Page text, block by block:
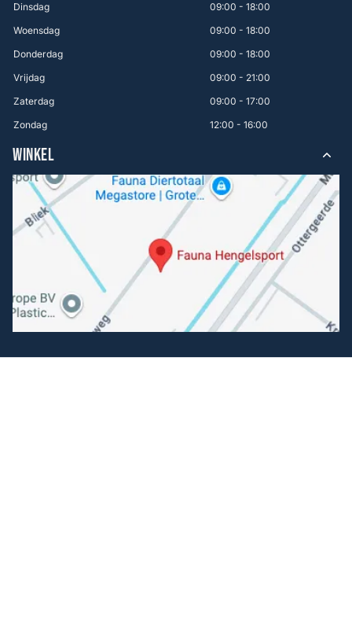
Dinsdag
09:00 - 18:00
Woensdag
09:00 - 18:00
Donderdag
09:00 - 18:00
Vrijdag
09:00 - 21:00
Zaterdag
09:00 - 17:00
Zondag
12:00 - 16:00
WINKEL